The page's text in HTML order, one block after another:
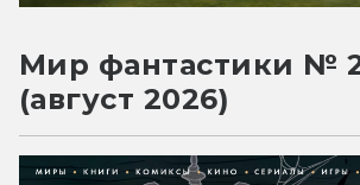
Мир фантастики №
(август 2026)